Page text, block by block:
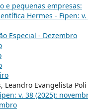
e pequenas empresas:
Hermes - Fipen: v.
Especial - Dezembro
Leandro Evangelista Poli
v. 38 (2025):